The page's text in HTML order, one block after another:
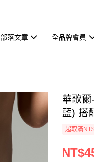
部落文章 全品牌會員
華歌
藍) 搭
超取滿